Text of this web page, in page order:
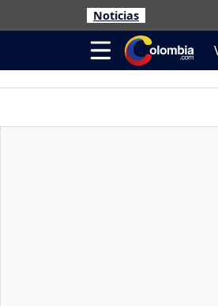
Noticias